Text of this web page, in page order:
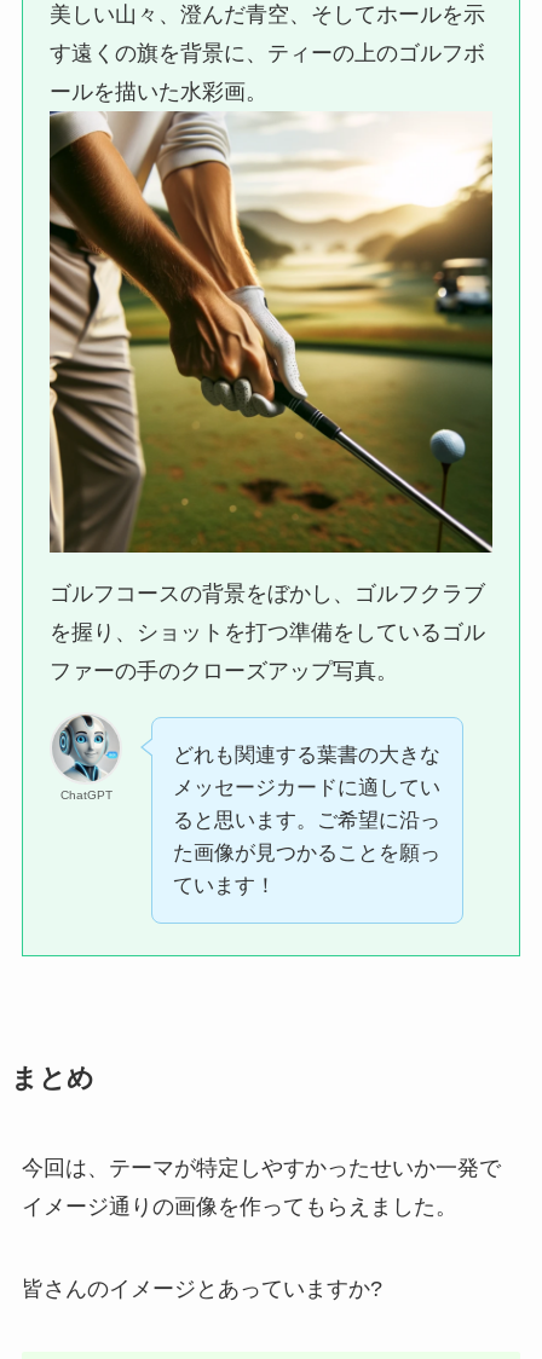
美しい山々、澄んだ青空、そしてホールを示
す遠くの旗を背景に、ティーの上のゴルフボ
ールを描いた水彩画。
ゴルフコースの背景をぼかし、ゴルフクラブ
を握り、ショットを打つ準備をしているゴル
ファーの手のクローズアップ写真。
ChatGPT
どれも関連する葉書の大きな
メッセージカードに適してい
ると思います。ご希望に沿っ
た画像が見つかることを願っ
ています！
まとめ
今回は、テーマが特定しやすかったせいか一発で
イメージ通りの画像を作ってもらえました。
皆さんのイメージとあっていますか?